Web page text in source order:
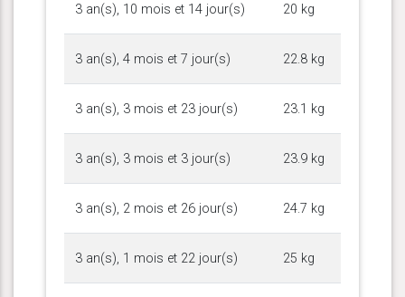
3 an(s), 10 mois et 14 jour(s) 20 kg
3 an(s), 4 mois et 7 jour(s) 22.8 kg
3 an(s), 3 mois et 23 jour(s) 23.1 kg
3 an(s), 3 mois et 3 jour(s) 23.9 kg
3 an(s), 2 mois et 26 jour(s) 24.7 kg
3 an(s), 1 mois et 22 jour(s) 25 kg